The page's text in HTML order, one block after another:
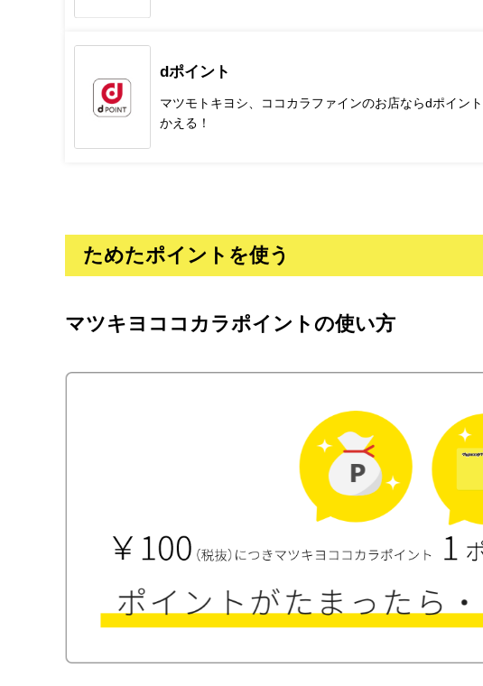
dポイント
マツモトキヨシ、ココカラファインのお店ならdポイン
かえる！
ためたポイントを使う
マツキヨココカラポイントの使い方